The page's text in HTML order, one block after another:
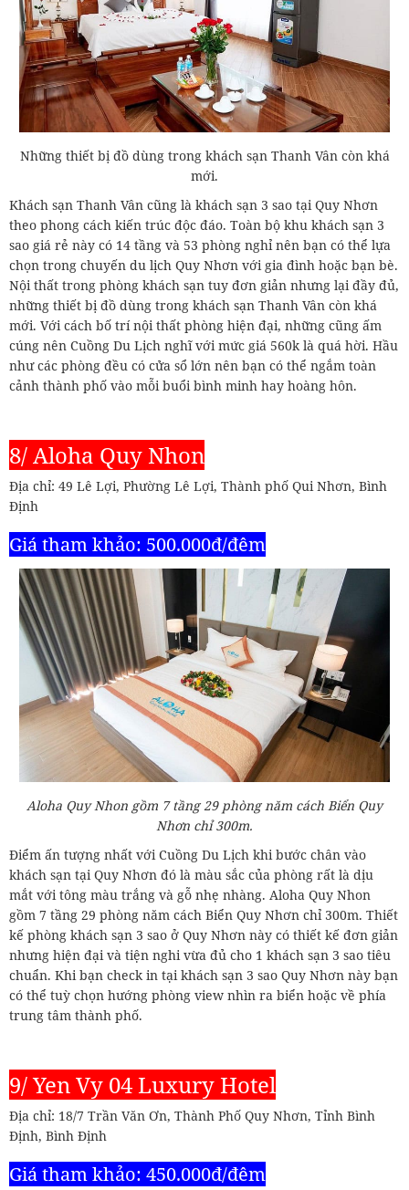
Những thiết bị đồ dùng trong khách sạn Thanh Vân còn khá
mới.
Khách sạn Thanh Vân cũng là khách sạn 3 sao tại Quy Nhơn
theo phong cách kiến trúc độc đáo. Toàn bộ khu khách sạn 3
sao giá rẻ này có 14 tầng và 53 phòng nghỉ nên bạn có thể lựa
chọn trong chuyến du lịch Quy Nhơn với gia đình hoặc bạn bè.
Nội thất trong phòng khách sạn tuy đơn giản nhưng lại đầy đủ,
những thiết bị đồ dùng trong khách sạn Thanh Vân còn khá
mới. Với cách bố trí nội thất phòng hiện đại, những cũng ấm
cúng nên Cuồng Du Lịch nghĩ với mức giá 560k là quá hời. Hầu
như các phòng đều có cửa sổ lớn nên bạn có thể ngắm toàn
cảnh thành phố vào mỗi buổi bình minh hay hoàng hôn.
8/ Aloha Quy Nhon
Địa chỉ: 49 Lê Lợi, Phường Lê Lợi, Thành phố Qui Nhơn, Bình
Định
Giá tham khảo: 500.000đ/đêm
Aloha Quy Nhon gồm 7 tầng 29 phòng năm cách Biển Quy
Nhơn chỉ 300m.
Điểm ấn tượng nhất với Cuồng Du Lịch khi bước chân vào
khách sạn tại Quy Nhơn đó là màu sắc của phòng rất là dịu
mắt với tông màu trắng và gỗ nhẹ nhàng. Aloha Quy Nhon
gồm 7 tầng 29 phòng năm cách Biển Quy Nhơn chỉ 300m. Thiết
kế phòng khách sạn 3 sao ở Quy Nhơn này có thiết kế đơn giản
nhưng hiện đại và tiện nghi vừa đủ cho 1 khách sạn 3 sao tiêu
chuẩn. Khi bạn check in tại khách sạn 3 sao Quy Nhơn này bạn
có thể tuỳ chọn hướng phòng view nhìn ra biển hoặc về phía
trung tâm thành phố.
9/ Yen Vy 04 Luxury Hotel
Địa chỉ: 18/7 Trần Văn Ơn, Thành Phố Quy Nhơn, Tỉnh Bình
Định, Bình Định
Giá tham khảo: 450.000đ/đêm